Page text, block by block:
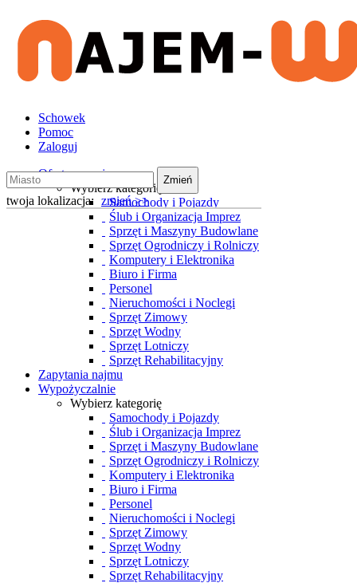
Schowek
Pomoc
Zaloguj
Zmień
twoja lokalizacja: zmień >>
Oferty wynajmu
Wybierz kategorię
Samochody i Pojazdy
Ślub i Organizacja Imprez
Sprzęt i Maszyny Budowlane
Sprzęt Ogrodniczy i Rolniczy
Komputery i Elektronika
Biuro i Firma
Personel
Nieruchomości i Noclegi
Sprzęt Zimowy
Sprzęt Wodny
Sprzęt Lotniczy
Sprzęt Rehabilitacyjny
Zapytania najmu
Wypożyczalnie
Wybierz kategorię
Samochody i Pojazdy
Ślub i Organizacja Imprez
Sprzęt i Maszyny Budowlane
Sprzęt Ogrodniczy i Rolniczy
Komputery i Elektronika
Biuro i Firma
Personel
Nieruchomości i Noclegi
Sprzęt Zimowy
Sprzęt Wodny
Sprzęt Lotniczy
Sprzęt Rehabilitacyjny